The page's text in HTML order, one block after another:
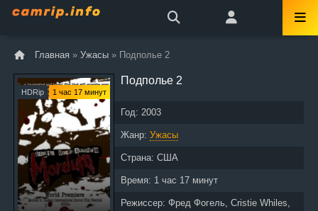
Главная » Ужасы » Подполье 2
HDRip 1 час 17 минут
Подполье 2
Год: 2003
Жанр: Ужасы
Страна: США
Время: 1 час 17 минут
Режиссер: Фред Фогель, Cristie Whiles,